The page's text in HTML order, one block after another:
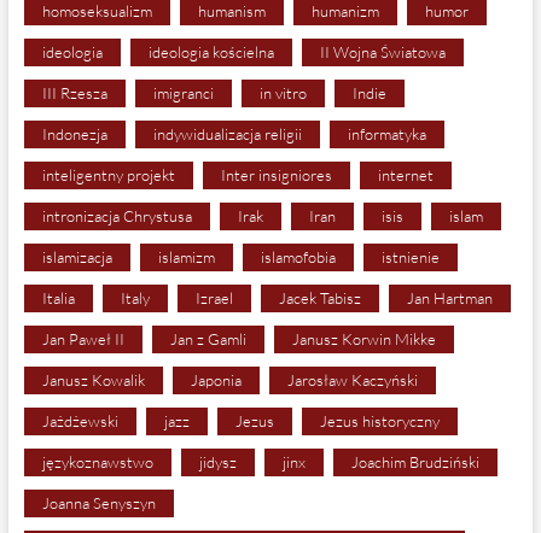
homoseksualizm humanism humanizm humor
ideologia ideologia kościelna II Wojna Światowa
III Rzesza imigranci in vitro Indie
Indonezja indywidualizacja religii informatyka
inteligentny projekt Inter insigniores internet
intronizacja Chrystusa Irak Iran isis islam
islamizacja islamizm islamofobia istnienie
Italia Italy Izrael Jacek Tabisz Jan Hartman
Jan Paweł II Jan z Gamli Janusz Korwin Mikke
Janusz Kowalik Japonia Jarosław Kaczyński
Jażdżewski jazz Jezus Jezus historyczny
językoznawstwo jidysz jinx Joachim Brudziński
Joanna Senyszyn